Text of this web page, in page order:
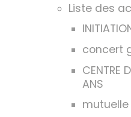
Liste des
concert
CENTRE
ANS